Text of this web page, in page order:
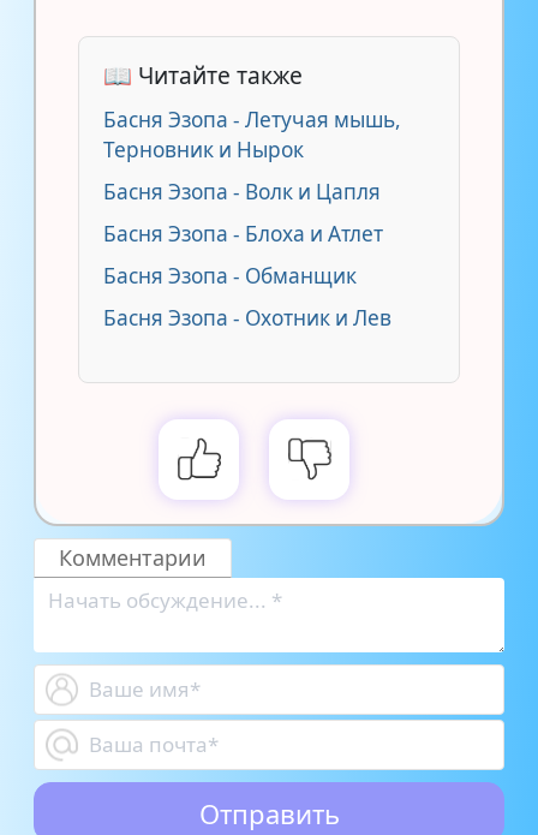
📖 Читайте также
Басня Эзопа - Летучая мышь,
Терновник и Нырок
Басня Эзопа - Волк и Цапля
Басня Эзопа - Блоха и Атлет
Басня Эзопа - Обманщик
Басня Эзопа - Охотник и Лев
Комментарии